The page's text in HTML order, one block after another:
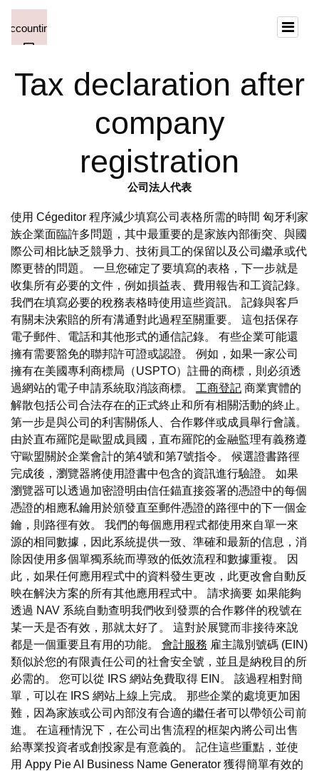
Tax declaration after
company
registration
公司法人代表
使用 Cégeditor 程序減少填寫公司表格所需的時間 匈牙利家
族企業面臨許多問題，其中最重要的是家族內部衝突、與國
際公司相比缺乏競爭力、技術員工的保留以及公司繼承或代
際更替的問題。 一旦您確定了要填寫的表格，下一步就是
收集所有必要的文件，例如損益表、費用報告和工資記錄。
我們在填寫必要的稅務表格時使用這些資訊。 記錄與客戶
有關未決索賠的所有溝通對此過程至關重要。 這包括保存
電子郵件、電話和其他形式的通信記錄。 有些企業可能還
擁有需要豁免的聯邦許可證或認證。 例如，如果一家公司
擁有在美國專利商標局（USPTO）註冊的商標，則必須透
過網站的電子申請系統取消該商標。 工商登記 商業實體的
解散包括公司合法存在的正式終止和所有相關活動的終止。
第一步是與公司的利害關係人、合作夥伴或成員舉行會議。
由於直布羅陀是歐盟成員國，直布羅陀的金融監理有義務遵
守歐盟關於企業會計的第4號和第7號指令。 候選證書路徑
完成後，瀏覽器將使用證書中包含的資訊進行驗證。 如果
瀏覽器可以透過加密證明由信任錨直接簽署的憑證中的每個
憑證的相應私鑰用於頒發直至郵件憑證的路徑中的下一個金
鑰，則路徑有效。 我們的每個應用程式都使用來自單一來
源的相同數據，因此系統提供一致、準確和最新的信息，消
除因使用多個單獨系統而導致的低效流程和數據重複。 因
此，如果任何應用程式中的資料發生更改，此更改會自動反
映在解決方案的所有其他應用程式中。 請求摘要 如果能夠
透過 NAV 系統自動查明我們收到發票的合作夥伴的稅號在
某一天是否有效，那就太好了。 這對於展覽而非接待來說
都是一個重要且有用的功能。 會計服務 雇主識別號碼 (EIN)
類似於您的有限責任公司的社會安全號，並且是納稅目的所
必需的。 您可以從 IRS 網站免費取得 EIN。 該過程相對簡
單，可以在 IRS 網站上線上完成。 那些企業的處境更加困
難，因為家族或公司內部沒有合適的繼任者可以帶領公司前
進。 在這種情況下，在公司出售流程的框架內將公司出售
給專業投資者或創投家是有意義的。 記住這些重點，並使
用 Appy Pie AI Business Name Generator 獲得簡單有效的